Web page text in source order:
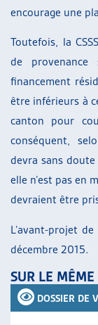
encourage une
Toutefois, la
de
financement
être inférieurs à
canton pour
conséquent,
devra sans
elle n’est pas en
devraient être
L’avant-projet
décembre 2015.
SUR LE
DOSSIER DE